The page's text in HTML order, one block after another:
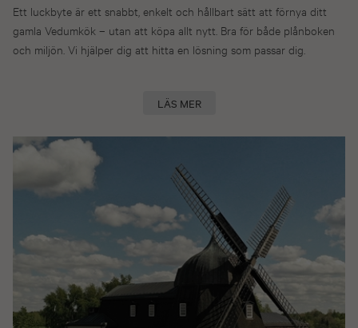
Ett luckbyte är ett snabbt, enkelt och hållbart sätt att förnya ditt
gamla Vedumkök – utan att köpa allt nytt. Bra för både plånboken
och miljön. Vi hjälper dig att hitta en lösning som passar dig.
LÄS MER